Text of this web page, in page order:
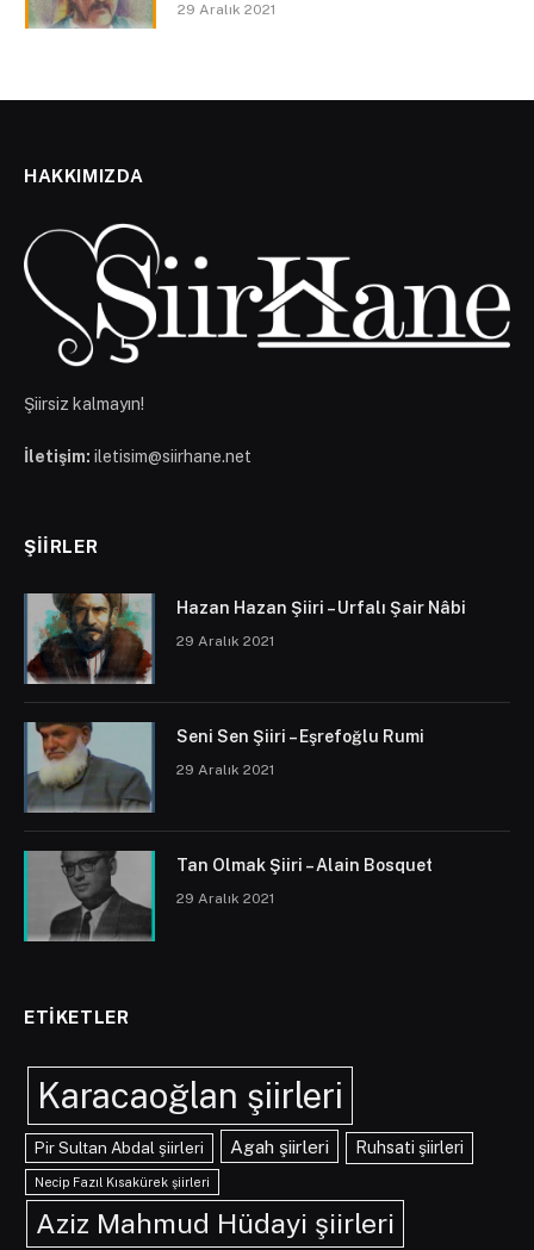
29 Aralık 2021
HAKKIMIZDA
Şiirsiz kalmayın!
İletişim: iletisim@siirhane.net
ŞIIRLER
Hazan Hazan Şiiri – Urfalı Şair Nâbi
29 Aralık 2021
Seni Sen Şiiri – Eşrefoğlu Rumi
29 Aralık 2021
Tan Olmak Şiiri – Alain Bosquet
29 Aralık 2021
ETIKETLER
Karacaoğlan şiirleri
Pir Sultan Abdal şiirleri Agah şiirleri Ruhsati şiirleri
Necip Fazıl Kısakürek şiirleri
Aziz Mahmud Hüdayi şiirleri